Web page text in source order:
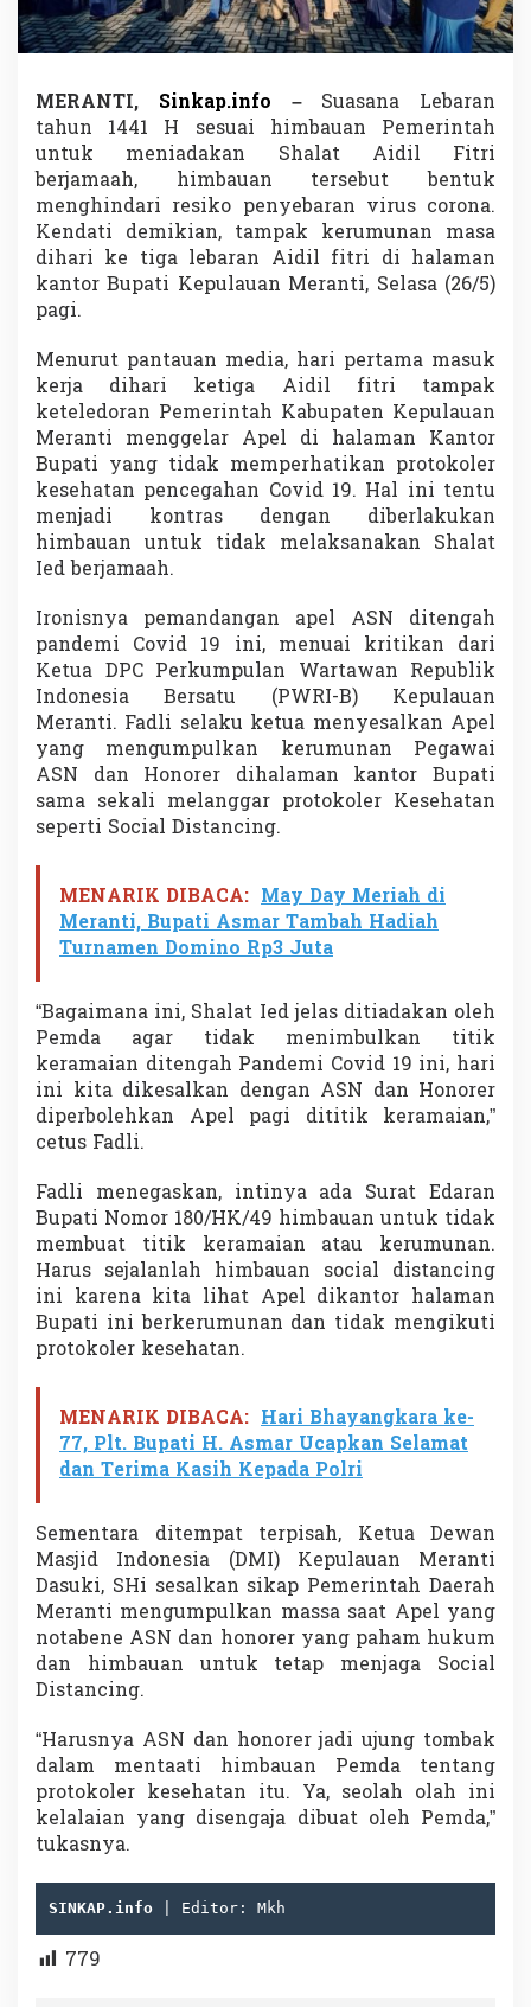
n
,
P
R
I
-
d
a
n
D
M
s
a
l
k
a
n
P
e
m
d
e
r
a
n
t
i
G
e
l
a
e
l
MERANTI, Sinkap.info – Suasana Lebaran
tahun 1441 H sesuai himbauan Pemerintah
untuk meniadakan Shalat Aidil Fitri
berjamaah, himbauan tersebut bentuk
menghindari resiko penyebaran virus corona.
Kendati demikian, tampak kerumunan masa
dihari ke tiga lebaran Aidil fitri di halaman
kantor Bupati Kepulauan Meranti, Selasa (26/5)
pagi.
Menurut pantauan media, hari pertama masuk
kerja dihari ketiga Aidil fitri tampak
keteledoran Pemerintah Kabupaten Kepulauan
Meranti menggelar Apel di halaman Kantor
Bupati yang tidak memperhatikan protokoler
kesehatan pencegahan Covid 19. Hal ini tentu
menjadi kontras dengan diberlakukan
himbauan untuk tidak melaksanakan Shalat
Ied berjamaah.
Ironisnya pemandangan apel ASN ditengah
pandemi Covid 19 ini, menuai kritikan dari
Ketua DPC Perkumpulan Wartawan Republik
Indonesia Bersatu (PWRI-B) Kepulauan
Meranti. Fadli selaku ketua menyesalkan Apel
yang mengumpulkan kerumunan Pegawai
ASN dan Honorer dihalaman kantor Bupati
sama sekali melanggar protokoler Kesehatan
seperti Social Distancing.
MENARIK DIBACA: May Day Meriah di
Meranti, Bupati Asmar Tambah Hadiah
Turnamen Domino Rp3 Juta
“Bagaimana ini, Shalat Ied jelas ditiadakan oleh
Pemda agar tidak menimbulkan titik
keramaian ditengah Pandemi Covid 19 ini, hari
ini kita dikesalkan dengan ASN dan Honorer
diperbolehkan Apel pagi dititik keramaian,”
cetus Fadli.
Fadli menegaskan, intinya ada Surat Edaran
Bupati Nomor 180/HK/49 himbauan untuk tidak
membuat titik keramaian atau kerumunan.
Harus sejalanlah himbauan social distancing
ini karena kita lihat Apel dikantor halaman
Bupati ini berkerumunan dan tidak mengikuti
protokoler kesehatan.
MENARIK DIBACA: Hari Bhayangkara ke-
77, Plt. Bupati H. Asmar Ucapkan Selamat
dan Terima Kasih Kepada Polri
Sementara ditempat terpisah, Ketua Dewan
Masjid Indonesia (DMI) Kepulauan Meranti
Dasuki, SHi sesalkan sikap Pemerintah Daerah
Meranti mengumpulkan massa saat Apel yang
notabene ASN dan honorer yang paham hukum
dan himbauan untuk tetap menjaga Social
Distancing.
“Harusnya ASN dan honorer jadi ujung tombak
dalam mentaati himbauan Pemda tentang
protokoler kesehatan itu. Ya, seolah olah ini
kelalaian yang disengaja dibuat oleh Pemda,”
tukasnya.
SINKAP.info | Editor: Mkh
779